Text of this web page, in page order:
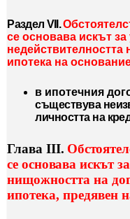
Раздел VІІ.
се основава искът
недействителността
ипотека на
в ипотечния
съществува
личността на
Глава ІІІ.
се основава искът
нищожността на
ипотека, предявен